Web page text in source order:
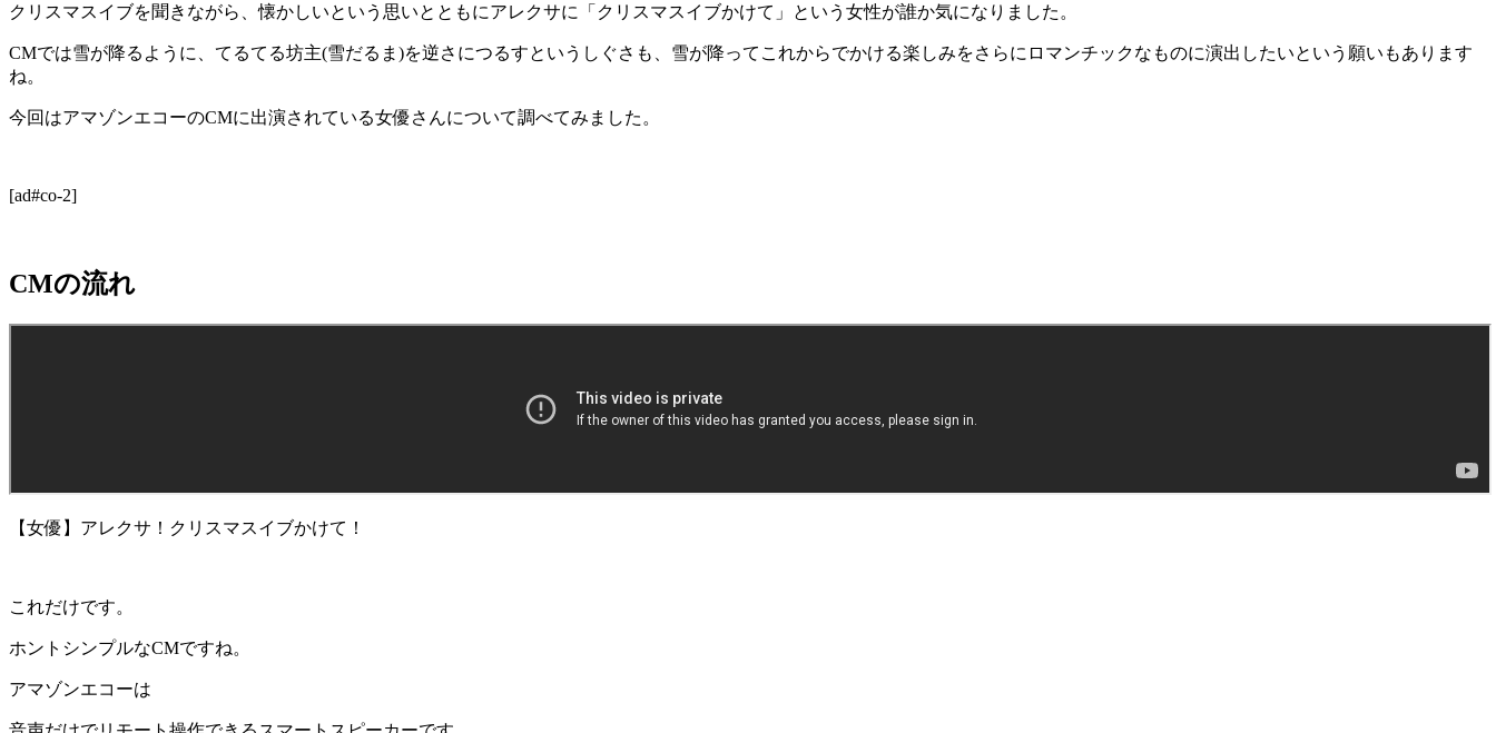
クリスマスイブを聞きながら、懐かしいという思いとともにアレクサに「クリスマスイブかけて」という女性が誰か気になりました。
CMでは雪が降るように、てるてる坊主(雪だるま)を逆さにつるすというしぐさも、雪が降ってこれからでかける楽しみをさらにロマンチックなものに演出したいという願いもあります
ね。
今回はアマゾンエコーのCMに出演されている女優さんについて調べてみました。
[ad#co-2]
CMの流れ
【女優】アレクサ！クリスマスイブかけて！
これだけです。
ホントシンプルなCMですね。
アマゾンエコーは